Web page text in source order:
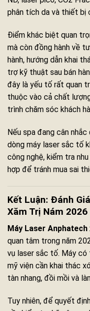
phân tích da và thiết bị
Điểm khác biệt quan
mà còn đồng hành về
hành, hướng dẫn khai
trợ kỹ thuật sau bán
đây là yếu tố rất quan
thuộc vào cả chất
trình chăm sóc khách
Nếu spa đang cân
dòng máy laser sắc tố
công nghệ, kiểm tra
hợp để tránh mua sai
Kết Luận: Đánh
Xăm Trị Nám 2026
Máy Laser
quan tâm trong năm
vụ laser sắc tố. Máy có
mỹ viện cần khai thác
tàn nhang, đồi mồi và
Tuy nhiên, để quyết